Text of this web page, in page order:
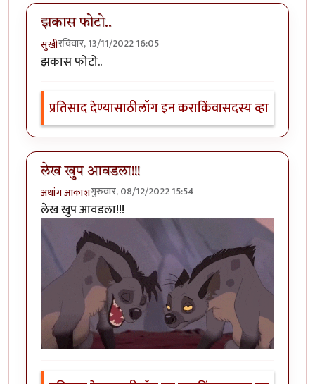
झकास फोटो..
सुखीरविवार, 13/11/2022 16:05
झकास फोटो..
प्रतिसाद देण्यासाठीलॉग इन कराकिंवासदस्य व्हा
लेख खुप आवडला!!!
अथांग आकाशगुरुवार, 08/12/2022 15:54
लेख खुप आवडला!!!